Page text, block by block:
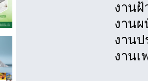
งานฝ้
งานผ
งาน
งานเ